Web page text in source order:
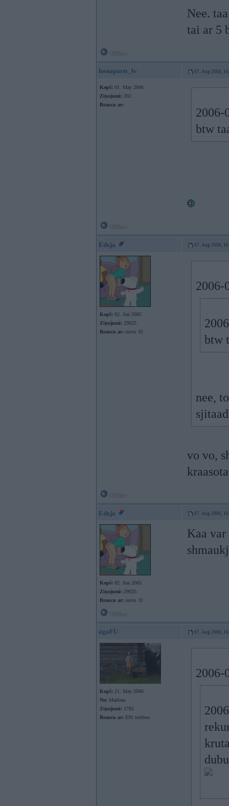
Nee.
tai ar 5
bonaparts_lv 07. Aug 2006,
Kopš: 01. May 2006
Ziņojumi: 392
Braucu ar:
2006-
btw
Edzja 07. Aug 2006,
Kopš: 02. Jun 2005
Ziņojumi: 29025
Braucu ar: sievu :D
2006-
btw
nee,
vo vo,
Edzja 07. Aug 2006,
Kopš: 02. Jun 2005
Ziņojumi: 29025
Braucu ar: sievu :D
Kaa
agaFU 07. Aug 2006,
Kopš: 21. May 2006
No: Madona
Ziņojumi: 1785
Braucu ar: E91 turrboo
2006-